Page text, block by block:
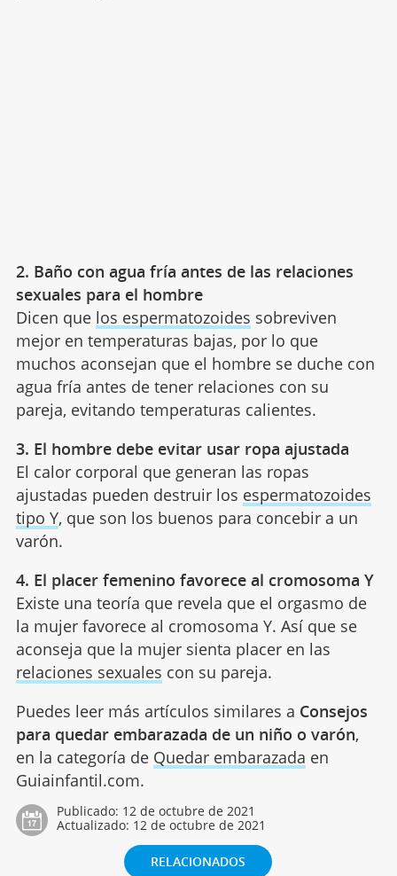
2. Baño con agua fría antes de las relaciones
sexuales para el hombre
Dicen que los espermatozoides sobreviven
mejor en temperaturas bajas, por lo que
muchos aconsejan que el hombre se duche con
agua fría antes de tener relaciones con su
pareja, evitando temperaturas calientes.
3. El hombre debe evitar usar ropa ajustada
El calor corporal que generan las ropas
ajustadas pueden destruir los espermatozoides
tipo Y, que son los buenos para concebir a un
varón.
4. El placer femenino favorece al cromosoma Y
Existe una teoría que revela que el orgasmo de
la mujer favorece al cromosoma Y. Así que se
aconseja que la mujer sienta placer en las
relaciones sexuales con su pareja.
Puedes leer más artículos similares a Consejos
para quedar embarazada de un niño o varón,
en la categoría de Quedar embarazada en
Guiainfantil.com.
Publicado: 12 de octubre de 2021
Actualizado: 12 de octubre de 2021
RELACIONADOS